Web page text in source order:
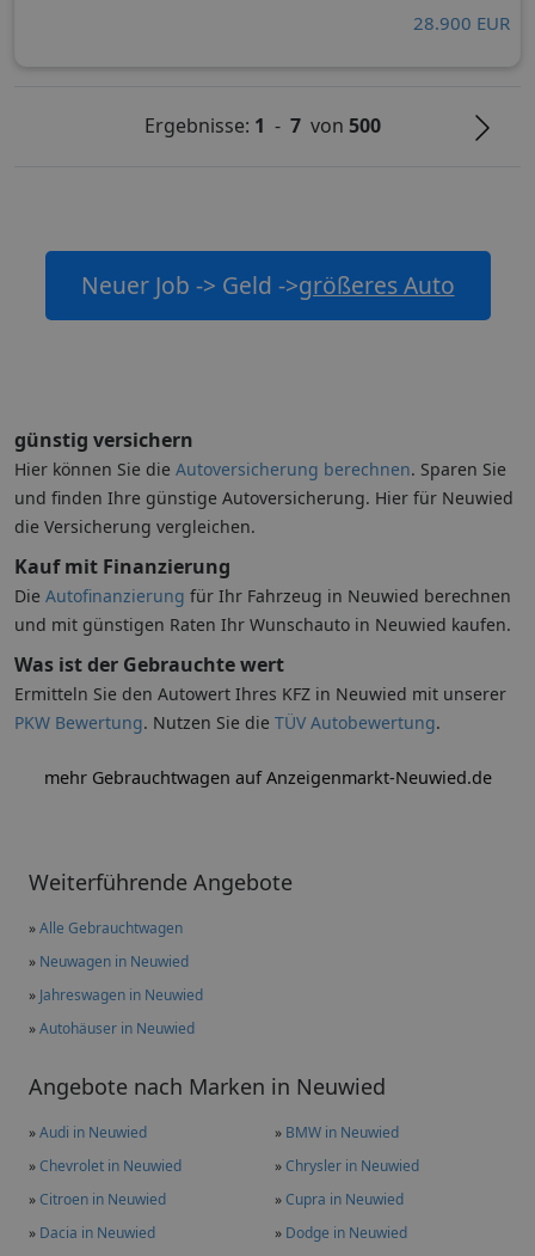
Weiterführende Angebote
»Alle Gebrauchtwagen
» Neuwagen in Neuwied
» Jahreswagen in Neuwied
»Autohäuser in Neuwied
Angebote nach Marken in Neuwied
»Audi in Neuwied » BMW in Neuwied
»Chevrolet in Neuwied »Chrysler in Neuwied
»Citroen in Neuwied »Cupra in Neuwied
» Dacia in Neuwied » Dodge in Neuwied
28.900 EUR
Ergebnisse: 1 - 7von 500
Neuer Job -> Geld ->größeres Auto
günstig versichern
Hier können Sie die Autoversicherung berechnen. Sparen Sie
und finden Ihre günstige Autoversicherung. Hier für Neuwied
die Versicherung vergleichen.
Kauf mit Finanzierung
Die Autofinanzierung für Ihr Fahrzeug in Neuwied berechnen
und mit günstigen Raten Ihr Wunschauto in Neuwied kaufen.
Was ist der Gebrauchte wert
Ermitteln Sie den Autowert Ihres KFZ in Neuwied mit unserer
PKW Bewertung. Nutzen Sie die TÜV Autobewertung.
mehr Gebrauchtwagen auf Anzeigenmarkt-Neuwied.de